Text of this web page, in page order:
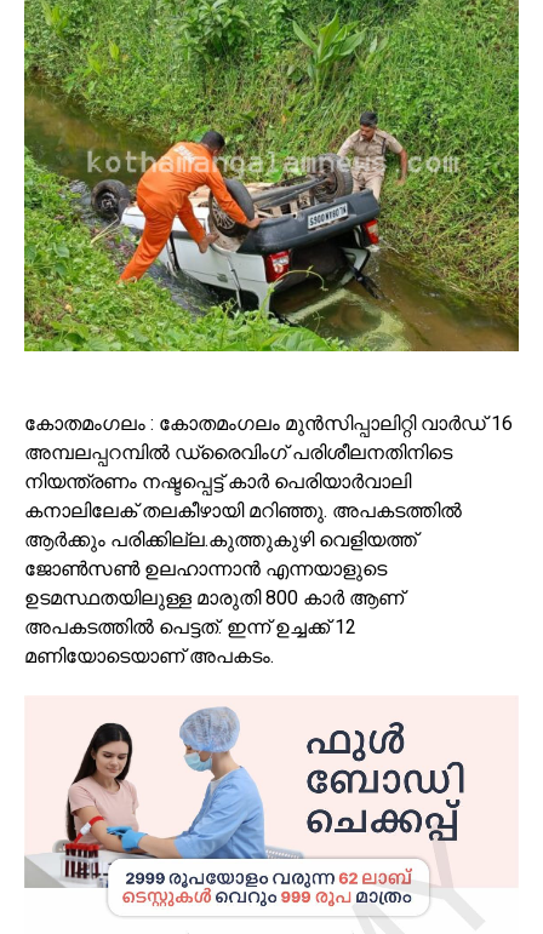
കോതമംഗലം : കോതമംഗലം മുൻസിപ്പാലിറ്റി വാർഡ് 16
അമ്പലപ്പറമ്പിൽ ഡ്രൈവിംഗ് പരിശീലനതിനിടെ
നിയന്ത്രണം നഷ്ടപ്പെട്ട് കാർ പെരിയാർവാലി
കനാലിലേക് തലകീഴായി മറിഞ്ഞു. അപകടത്തിൽ
ആർക്കും പരിക്കില്ല.കുത്തുകുഴി വെളിയത്ത്
ജോൺസൺ ഉലഹാന്നാൻ എന്നയാളുടെ
ഉടമസ്ഥതയിലുള്ള മാരുതി 800 കാർ ആണ്
അപകടത്തിൽ പെട്ടത്. ഇന്ന് ഉച്ചക്ക് 12
മണിയോടെയാണ് അപകടം.